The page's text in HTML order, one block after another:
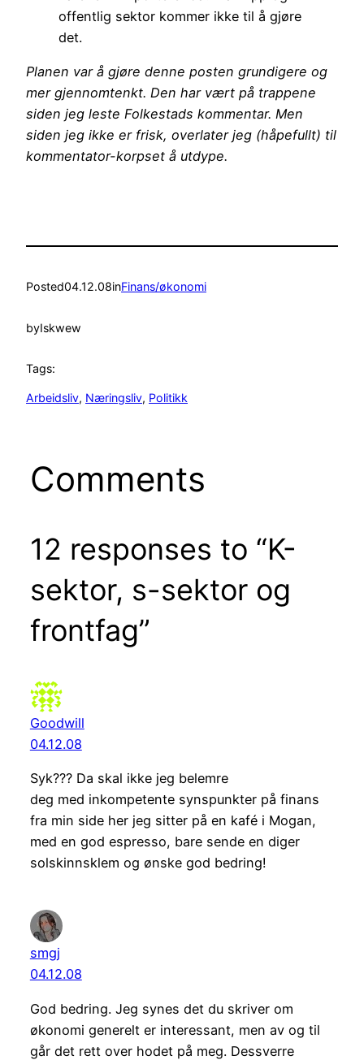
offentlig sektor kommer ikke til å gjøre
det.
Planen var å gjøre denne posten grundigere og
mer gjennomtenkt. Den har vært på trappene
siden jeg leste Folkestads kommentar. Men
siden jeg ikke er frisk, overlater jeg (håpefullt) til
kommentator-korpset å utdype.
Posted04.12.08inFinans/økonomi
byIskwew
Tags:
Arbeidsliv, Næringsliv, Politikk
Comments
12 responses to “K-
sektor, s-sektor og
frontfag”
Goodwill
04.12.08
Syk??? Da skal ikke jeg belemre
deg med inkompetente synspunkter på finans
fra min side her jeg sitter på en kafé i Mogan,
med en god espresso, bare sende en diger
solskinnsklem og ønske god bedring!
smgj
04.12.08
God bedring. Jeg synes det du skriver om
økonomi generelt er interessant, men av og til
går det rett over hodet på meg. Dessverre